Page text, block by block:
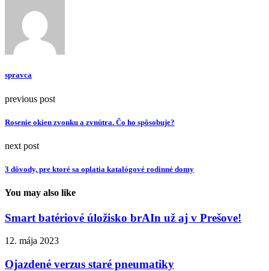
spravca
previous post
Rosenie okien zvonku a zvnútra. Čo ho spôsobuje?
next post
3 dôvody, pre ktoré sa oplatia katalógové rodinné domy
You may also like
Smart batériové úložisko brAIn už aj v Prešove!
12. mája 2023
Ojazdené verzus staré pneumatiky